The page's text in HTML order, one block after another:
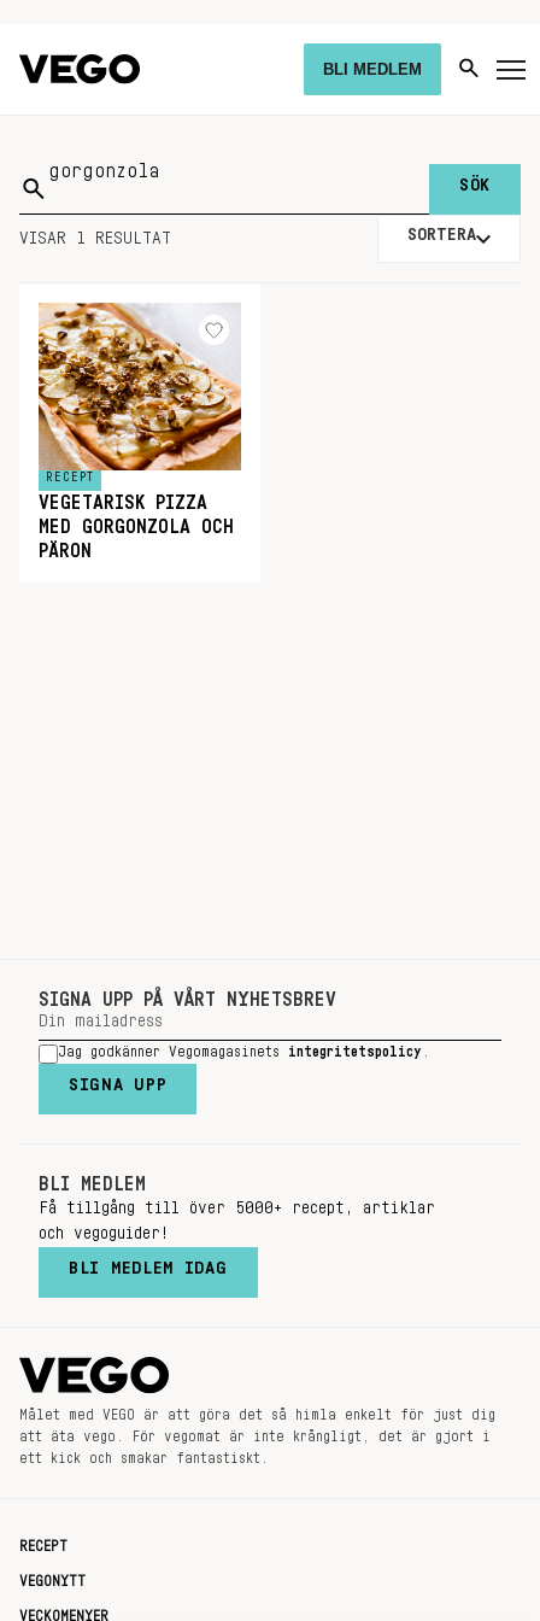
BLI MEDLEM
Sök
på:
VISAR 1 RESULTAT SORTERA
RECEPT
VEGETARISK PIZZA
MED GORGONZOLA OCH
PÄRON
SIGNA UPP PÅ VÅRT NYHETSBREV
Jag godkänner Vegomagasinets integritetspolicy
SIGNA UPP
BLI MEDLEM
Få tillgång till över 5000+ recept, artiklar
och vegoguider!
BLI MEDLEM IDAG
Målet med VEGO är att göra det så himla enkelt för just dig
att äta vego. För vegomat är inte krångligt, det är gjort i
ett kick och smakar fantastiskt.
RECEPT
VEGONYTT
VECKOMENYER